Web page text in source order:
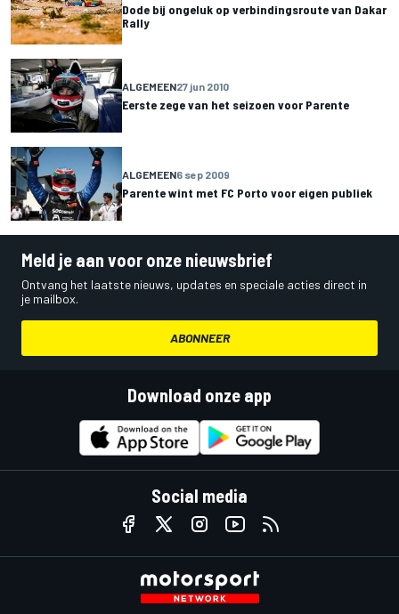
Dode bij ongeluk op verbindingsroute van Dakar
Rally
ALGEMEEN27 jun 2010
Eerste zege van het seizoen voor Parente
ALGEMEEN6 sep 2009
Parente wint met FC Porto voor eigen publiek
Meld je aan voor onze nieuwsbrief
Ontvang het laatste nieuws, updates en speciale acties direct in
je mailbox.
ABONNEER
Download onze app
Social media